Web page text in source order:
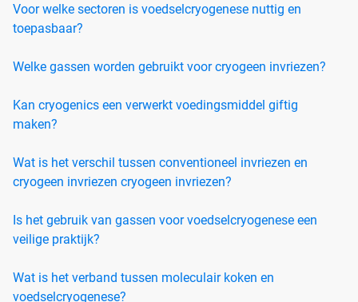
Voor welke sectoren is voedselcryogenese nuttig en
toepasbaar?
Welke gassen worden gebruikt voor cryogeen invriezen?
Kan cryogenics een verwerkt voedingsmiddel giftig
maken?
Wat is het verschil tussen conventioneel invriezen en
cryogeen invriezen cryogeen invriezen?
Is het gebruik van gassen voor voedselcryogenese een
veilige praktijk?
Wat is het verband tussen moleculair koken en
voedselcryogenese?